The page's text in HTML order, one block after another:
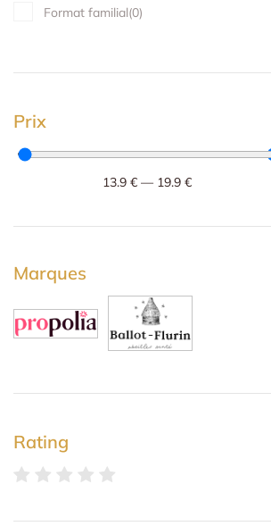
Format familial(0)
Prix
13.9 € — 19.9 €
Marques
Rating